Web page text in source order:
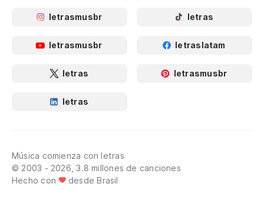
letrasmusbr letras
letrasmusbr letraslatam
letras letrasmusbr
letras
Música comienza con letras
© 2003 - 2026, 3.8 millones de canciones
Hecho con
desde Brasil